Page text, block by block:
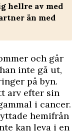
hellre av med
än med
och går
inte gå ut,
på byn.
arv efter sin
i cancer.
hemifrån
kan leva i en